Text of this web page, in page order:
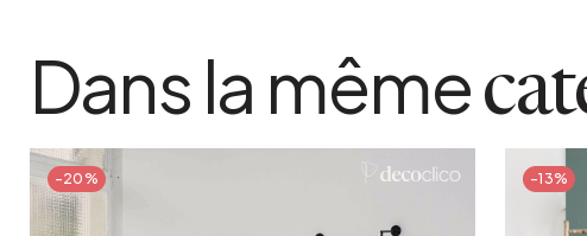
Dans la même
-20% -13%